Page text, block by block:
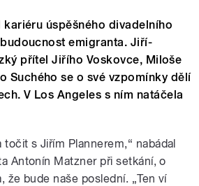
kariéru úspěšného divadelního
emigranta. Jiří-
přítel Jiřího Voskovce, Miloše
Suchého se o své vzpomínky dělí
V Los Angeles s ním natáčela
točit s Jiřím Plannerem,“ nabádal
Antonín Matzner při setkání, o
že bude naše poslední. „Ten ví